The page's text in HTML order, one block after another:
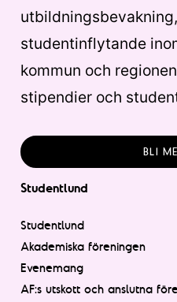
studentinflytande
kommun och
stipendier och
BLI
Studentlund
Studentlund
Akademiska föreningen
Evenemang
AF:s utskott och anslutna